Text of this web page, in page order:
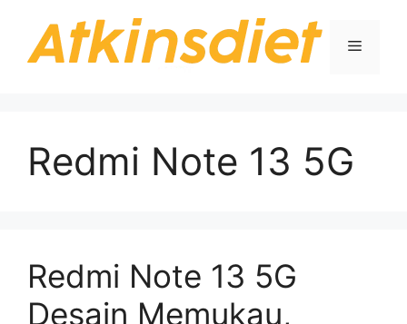
Menu
Redmi Note 13 5G
Redmi Note 13 5G
Desain Memukau,